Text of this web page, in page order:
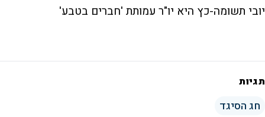
יובי תשומה-כץ היא יו"ר עמותת 'חברים בטבע'
תגיות
חג הסיגד